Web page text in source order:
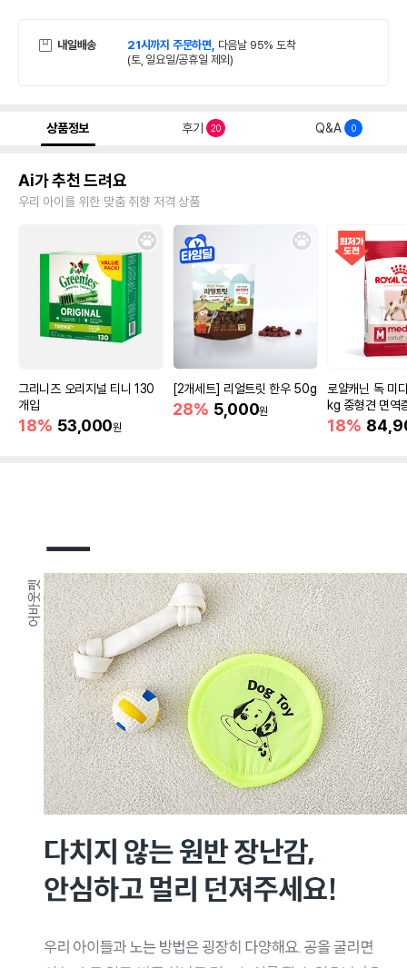
내일배송 21시까지 주문하면, 다음날 95% 도착
(토, 일요일/공휴일 제외)
상품정보 후기 20 Q&A 0
Ai가 추천 드려요
우리 아이를 위한 맞춤 취향 저격 상품
그리니즈 오리지널 티니 130
개입
18% 53,000원
[2개세트] 리얼트릿 한우 50g
28% 5,000원
로얄캐닌 독 미
kg 중형견 면역
18%